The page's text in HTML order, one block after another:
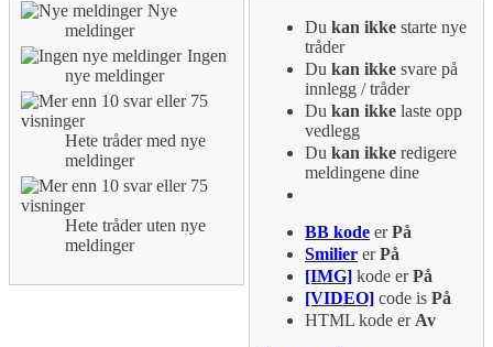
Nye
meldinger
Ingen
nye meldinger
Hete tråder med nye
meldinger
Hete tråder uten nye
meldinger
Dukan ikke starte nye
tråder
Dukan ikke svare på
innlegg / tråder
Dukan ikke laste opp
vedlegg
Dukan ikke redigere
meldingene dine
BB kode erPå
Smilier erPå
[IMG] kode erPå
[VIDEO] code isPå
HTML kode er Av